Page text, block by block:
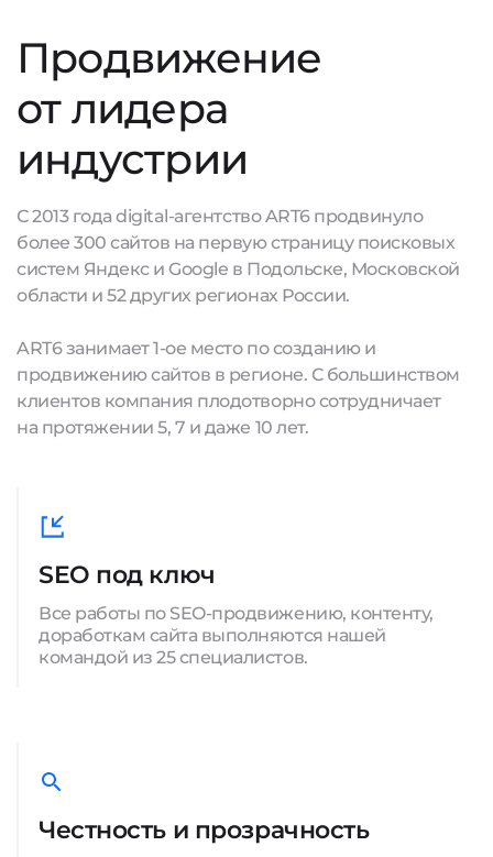
Продвижение
от лидера
индустрии
С 2013 года digital-агентство ART6 продвинуло
более 300 сайтов на первую страницу поисковых
систем Яндекс и Google в Подольске, Московской
области и 52 других регионах России.
ART6 занимает 1-ое место по созданию и
продвижению сайтов в регионе. С большинством
клиентов компания плодотворно сотрудничает
на протяжении 5, 7 и даже 10 лет.
SEO под ключ
Все работы по SEO-продвижению, контенту,
доработкам сайта выполняются нашей
командой из 25 специалистов.
Честность и прозрачность